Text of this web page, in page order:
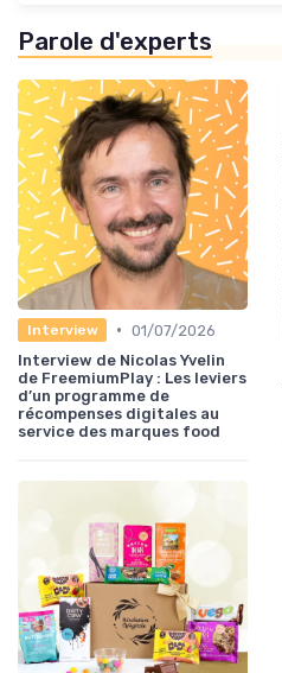
Parole d'experts
Interview • 01/07/2026
Interview de Nicolas Yvelin
de FreemiumPlay : Les leviers
d’un programme de
récompenses digitales au
service des marques food